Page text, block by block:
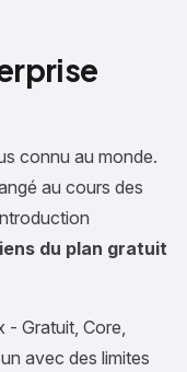
connu au monde.
au cours des
du plan gratuit
- Gratuit, Core,
avec des limites